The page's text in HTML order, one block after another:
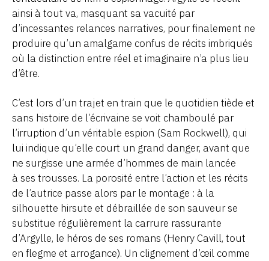
ainsi à tout va, masquant sa vacuité par
d’incessantes relances narratives, pour finalement ne
produire qu’un amalgame confus de récits imbriqués
où la distinction entre réel et imaginaire n’a plus lieu
d’être.
C’est lors d’un trajet en train que le quotidien tiède et
sans histoire de l’écrivaine se voit chamboulé par
l’irruption d’un véritable espion (Sam Rockwell), qui
lui indique qu’elle court un grand danger, avant que
ne surgisse une armée d’hommes de main lancée
à ses trousses. La porosité entre l’action et les récits
de l’autrice passe alors par le montage : à la
silhouette hirsute et débraillée de son sauveur se
substitue régulièrement la carrure rassurante
d’Argylle, le héros de ses romans (Henry Cavill, tout
en flegme et arrogance). Un clignement d’œil comme